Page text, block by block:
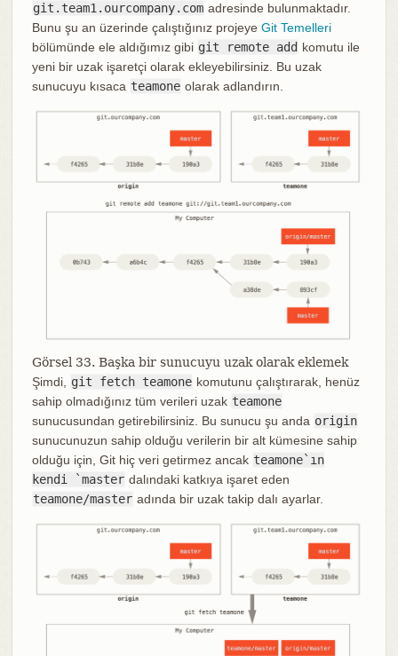
git.team1.ourcompany.com adresinde bulunmaktadır.
Bunu şu an üzerinde çalıştığınız projeye Git Temelleri
bölümünde ele aldığımız gibi git remote add komutu ile
yeni bir uzak işaretçi olarak ekleyebilirsiniz. Bu uzak
sunucuyu kısaca teamone olarak adlandırın.
Görsel 33. Başka bir sunucuyu uzak olarak eklemek
Şimdi,
git fetch teamone komutunu çalıştırarak, henüz
sahip olmadığınız tüm verileri uzak teamone
sunucusundan getirebilirsiniz. Bu sunucu şu anda origin
sunucunuzun sahip olduğu verilerin bir alt kümesine sahip
olduğu için, Git hiç veri getirmez ancak teamone`ın
kendi `master dalındaki katkıya işaret eden
teamone/master adında bir uzak takip dalı ayarlar.